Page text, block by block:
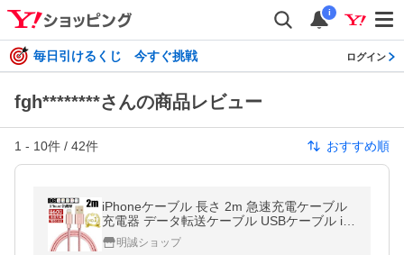
i
毎日引けるくじ 今すぐ挑戦 ログイン
fgh********さんの商品レビュー
1 - 10件 / 42件 おすすめ順
iPhoneケーブル 長さ 2m 急速充電ケーブル
充電器 データ転送ケーブル USBケーブル iP
ad用 iPhone17 Air 16 15Plus 14Pro 13 12mi
ni 11 XR X【PL保険済み安心】
明誠ショップ